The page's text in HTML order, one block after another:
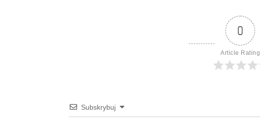
0
Article Rating
Subskrybuj